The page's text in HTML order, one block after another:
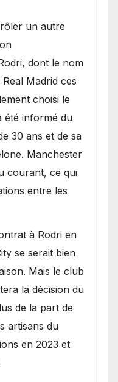
un autre
dont le nom
Madrid ces
choisi le
été informé du
30 ans et de sa
Manchester
courant, ce qui
entre les
à Rodri en
se serait bien
Mais le club
la décision du
de la part de
artisans du
en 2023 et